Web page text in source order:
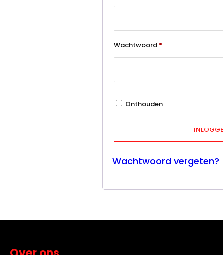
Wachtwoord *
Onthouden
Wachtwoord vergeten?